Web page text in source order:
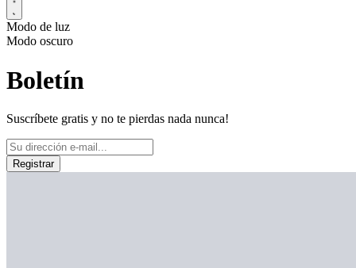
Modo de luz
Modo oscuro
Boletín
Suscríbete gratis y no te pierdas nada nunca!
Registrar